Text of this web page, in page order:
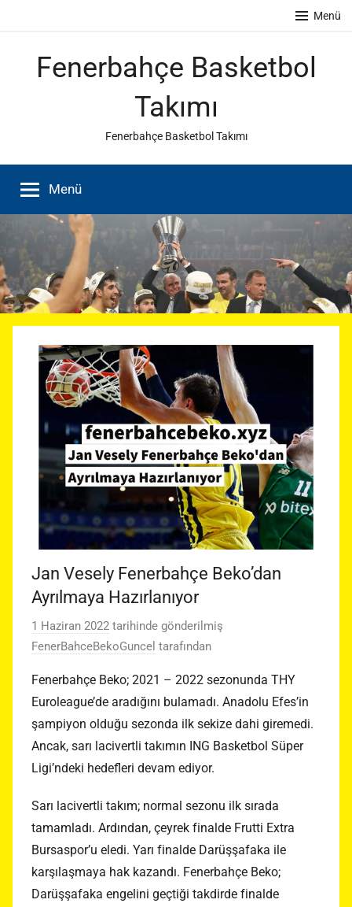
Menü
Fenerbahçe Basketbol
Takımı
Fenerbahçe Basketbol Takımı
Menü
Jan Vesely Fenerbahçe Beko’dan
Ayrılmaya Hazırlanıyor
1 Haziran 2022 tarihinde gönderilmiş
FenerBahceBekoGuncel tarafından
Fenerbahçe Beko; 2021 – 2022 sezonunda THY
Euroleague’de aradığını bulamadı. Anadolu Efes’in
şampiyon olduğu sezonda ilk sekize dahi giremedi.
Ancak, sarı lacivertli takımın ING Basketbol Süper
Ligi’ndeki hedefleri devam ediyor.
Sarı lacivertli takım; normal sezonu ilk sırada
tamamladı. Ardından, çeyrek finalde Frutti Extra
Bursaspor’u eledi. Yarı finalde Darüşşafaka ile
karşılaşmaya hak kazandı. Fenerbahçe Beko;
Darüşşafaka engelini geçtiği takdirde finalde